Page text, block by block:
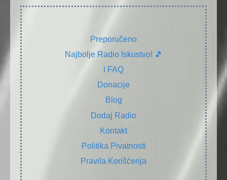
Preporučeno
Najbolje Radio Iskustvo! 🎵
ℹ️ FAQ
Donacije
Blog
Dodaj Radio
Kontakt
Politika Pivatnosti
Pravila Korišćenja